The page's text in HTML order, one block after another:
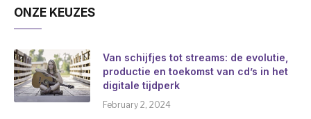
ONZE KEUZES
Van schijfjes tot streams: de evolutie,
productie en toekomst van cd’s in het
digitale tijdperk
February 2, 2024